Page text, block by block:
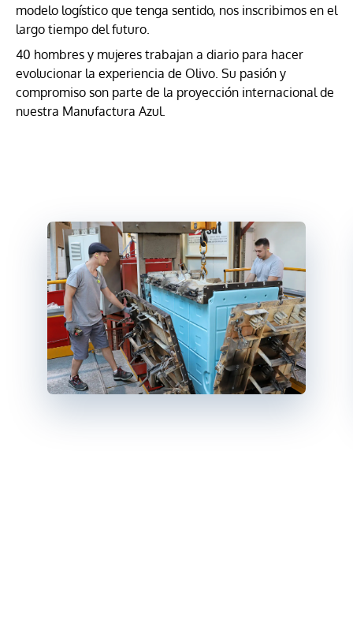
modelo logístico que tenga sentido, nos inscribimos en el
largo tiempo del futuro.
40 hombres y mujeres trabajan a diario para hacer
evolucionar la experiencia de Olivo. Su pasión y
compromiso son parte de la proyección internacional de
nuestra Manufactura Azul.